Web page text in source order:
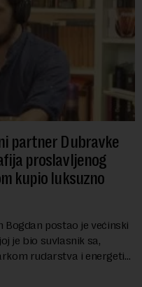
partner Dubravke
proslavljenog
kupio luksuzno
postao je većinski
je bio suvlasnik sa,
rudarstva i energetike